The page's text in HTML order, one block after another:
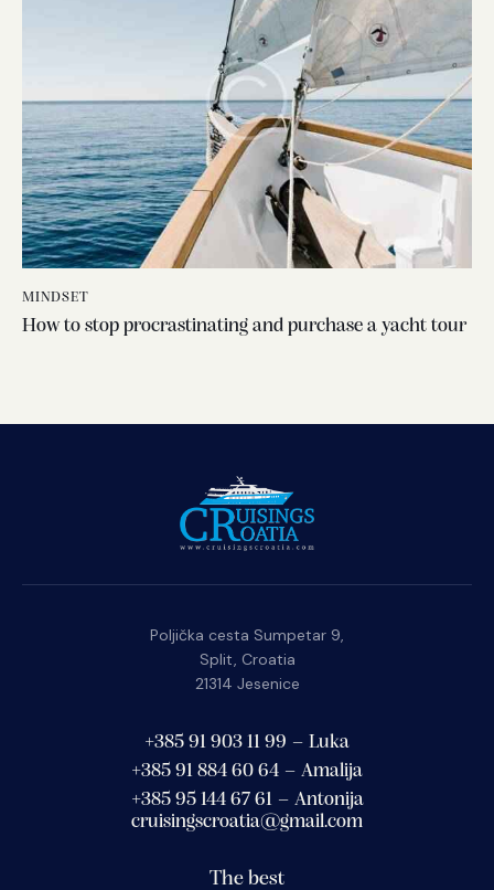
MINDSET
How to stop procrastinating and purchase a yacht tour
Poljička cesta Sumpetar 9,
Split, Croatia
21314 Jesenice
+385 91 903 11 99 – Luka
+385 91 884 60 64 – Amalija
+385 95 144 67 61 – Antonija
cruisingscroatia@gmail.com
The best